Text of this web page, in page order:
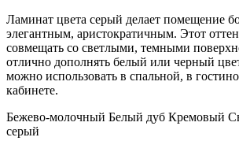
Ламинат цвета серый делает помещение
элегантным, аристократичным. Этот
совмещать со светлыми, темными
отлично дополнять белый или черный
можно использовать в спальной, в
кабинете.
Бежево-молочный Белый дуб Кремовый
серый